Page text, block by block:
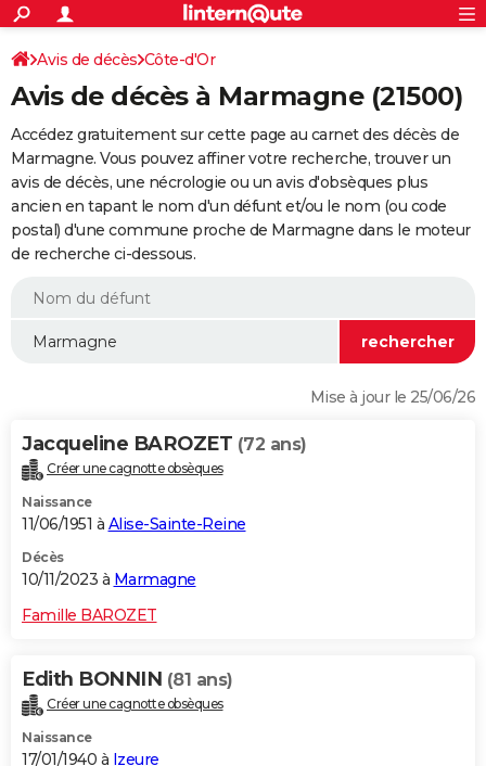
ACTUALITÉS
Politique
Société
Faits Divers
Education
Monde
Villes
+
SPORT
Coupe du monde 2026
Football
Tennis
Cyclisme
Rugby
Forum
Programme TV
TNTStreaming
Cinéma
Sorties cinéma
Musique
+
FINANCE
Retraite
Impôts
Epargne
Immobilier
Risques naturels par ville
Banque
Assurance
Crédit
AUTO
Essais
Réserver un essai
Citadines
Berlines
SUV
Forum auto
+
HIGH-TECH
BRICOLAGE
WEEK-END
Alimentation
Guide de la santé
Maladies
Médicaments
Sommeil
VOYAGE
Destinations
City break
Voyage nature
Voyage de noces
Forum
Climat
+PHOTO
GUIDES D'ACHAT
Carte de Noël
Carte Bonne année
Carte Saint-Valentin
Carte Pâques
Carte d'anniversaire
DICTIONNAIRE
Dictionnaire
Biographies
Citations
Expressions
Proverbes
PROGRAMME TV
Connexion
Avis de décès Côte-d'Or
Avis de décès à Marmagne (21500)
Accédez gratuitement sur cette page au carnet des décès de
Marmagne. Vous pouvez affiner votre recherche, trouver un
avis de décès, une nécrologie ou un avis d'obsèques plus
ancien en tapant le nom d'un défunt et/ou le nom (ou code
postal) d'une commune proche de Marmagne dans le moteur
de recherche ci-dessous.
Mise à jour le 25/06/26
Jacqueline BAROZET (72 ans)
Créer une cagnotte obsèques
Naissance
11/06/1951 à Alise-Sainte-Reine
Décès
10/11/2023 à Marmagne
Famille BAROZET
Edith BONNIN (81 ans)
Créer une cagnotte obsèques
Naissance
17/01/1940 à Izeure